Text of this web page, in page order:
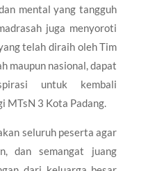
mental yang tangguh
juga menyoroti
telah diraih oleh Tim
maupun nasional, dapat
untuk kembali
MTsN 3 Kota Padang.
seluruh peserta agar
dan semangat juang